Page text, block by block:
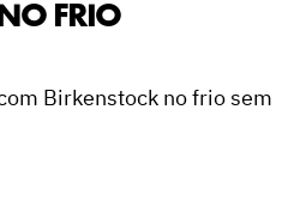
FRIO
Birkenstock no frio sem